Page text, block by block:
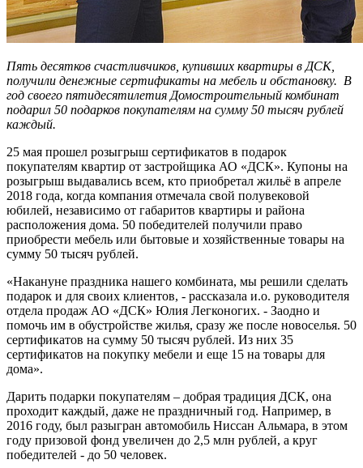
Пять десятков счастливчиков, купивших квартиры в ДСК,
получили денежные сертификаты на мебель и обстановку. В
год своего пятидесятилетия Домостроительный комбинат
подарил 50 подарков покупателям на сумму 50 тысяч рублей
каждый.
25 мая прошел розыгрыш сертификатов в подарок
покупателям квартир от застройщика АО «ДСК». Купоны на
розыгрыш выдавались всем, кто приобретал жильё в апреле
2018 года, когда компания отмечала свой полувековой
юбилей, независимо от габаритов квартиры и района
расположения дома. 50 победителей получили право
приобрести мебель или бытовые и хозяйственные товары на
сумму 50 тысяч рублей.
«Накануне праздника нашего комбината, мы решили сделать
подарок и для своих клиентов, - рассказала и.о. руководителя
отдела продаж АО «ДСК» Юлия Легконогих. - Заодно и
помочь им в обустройстве жилья, сразу же после новоселья. 50
сертификатов на сумму 50 тысяч рублей. Из них 35
сертификатов на покупку мебели и еще 15 на товары для
дома».
Дарить подарки покупателям – добрая традиция ДСК, она
проходит каждый, даже не праздничный год. Например, в
2016 году, был разыгран автомобиль Ниссан Альмара, в этом
году призовой фонд увеличен до 2,5 млн рублей, а круг
победителей - до 50 человек.